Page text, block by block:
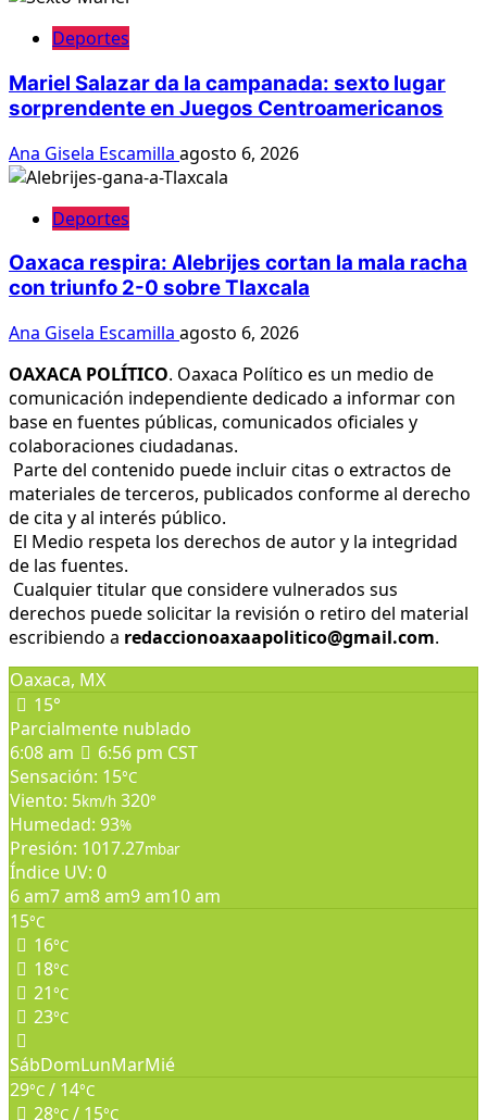
Deportes
Mariel Salazar da la campanada: sexto lugar
sorprendente en Juegos Centroamericanos
Ana Gisela Escamilla agosto 6, 2026
Deportes
Oaxaca respira: Alebrijes cortan la mala racha
con triunfo 2-0 sobre Tlaxcala
Ana Gisela Escamilla agosto 6, 2026
OAXACA POLÍTICO. Oaxaca Político es un medio de
comunicación independiente dedicado a informar con
base en fuentes públicas, comunicados oficiales y
colaboraciones ciudadanas.
Parte del contenido puede incluir citas o extractos de
materiales de terceros, publicados conforme al derecho
de cita y al interés público.
El Medio respeta los derechos de autor y la integridad
de las fuentes.
Cualquier titular que considere vulnerados sus
derechos puede solicitar la revisión o retiro del material
escribiendo a redaccionoaxaapolitico@gmail.com.
Oaxaca, MX
15°
Parcialmente nublado
6:08 am
6:56 pm CST
Sensación: 15°C
Viento: 5km/h 320°
Humedad: 93%
Presión: 1017.27mbar
Índice UV: 0
6 am7 am8 am9 am10 am
15°C
16°C
18°C
21°C
23°C
SábDomLunMarMié
29°C / 14°C
28°C / 15°C